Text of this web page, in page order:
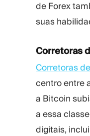
de Forex
suas
Corretoras
Corretoras
centro entre
a Bitcoin
a essa
digitais,